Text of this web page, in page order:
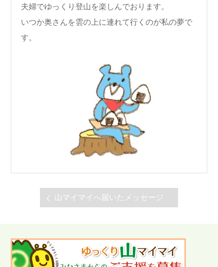
夫婦でゆっくり登山を楽しんでおります。
いつか奥さんを雲の上に連れて行くのが私の夢で
す。
山マイマイへ届いたメッセージ